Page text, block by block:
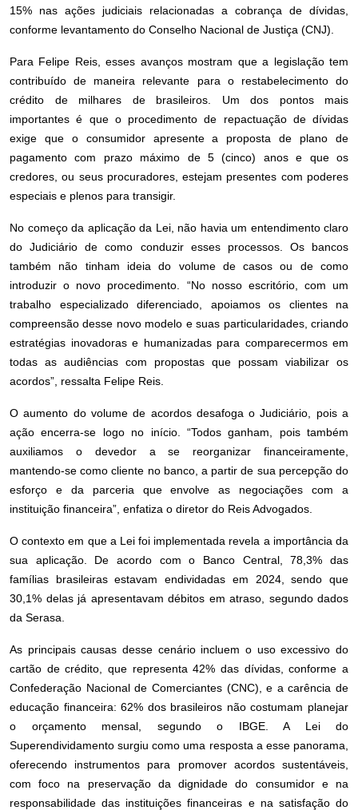
15% nas ações judiciais relacionadas a cobrança de dívidas,
conforme levantamento do Conselho Nacional de Justiça (CNJ).
Para Felipe Reis, esses avanços mostram que a legislação tem
contribuído de maneira relevante para o restabelecimento do
crédito de milhares de brasileiros. Um dos pontos mais
importantes é que o procedimento de repactuação de dívidas
exige que o consumidor apresente a proposta de plano de
pagamento com prazo máximo de 5 (cinco) anos e que os
credores, ou seus procuradores, estejam presentes com poderes
especiais e plenos para transigir.
No começo da aplicação da Lei, não havia um entendimento claro
do Judiciário de como conduzir esses processos. Os bancos
também não tinham ideia do volume de casos ou de como
introduzir o novo procedimento. “No nosso escritório, com um
trabalho especializado diferenciado, apoiamos os clientes na
compreensão desse novo modelo e suas particularidades, criando
estratégias inovadoras e humanizadas para comparecermos em
todas as audiências com propostas que possam viabilizar os
acordos”, ressalta Felipe Reis.
O aumento do volume de acordos desafoga o Judiciário, pois a
ação encerra-se logo no início. “Todos ganham, pois também
auxiliamos o devedor a se reorganizar financeiramente,
mantendo-se como cliente no banco, a partir de sua percepção do
esforço e da parceria que envolve as negociações com a
instituição financeira”, enfatiza o diretor do Reis Advogados.
O contexto em que a Lei foi implementada revela a importância da
sua aplicação. De acordo com o Banco Central, 78,3% das
famílias brasileiras estavam endividadas em 2024, sendo que
30,1% delas já apresentavam débitos em atraso, segundo dados
da Serasa.
As principais causas desse cenário incluem o uso excessivo do
cartão de crédito, que representa 42% das dívidas, conforme a
Confederação Nacional de Comerciantes (CNC), e a carência de
educação financeira: 62% dos brasileiros não costumam planejar
o orçamento mensal, segundo o IBGE. A Lei do
Superendividamento surgiu como uma resposta a esse panorama,
oferecendo instrumentos para promover acordos sustentáveis,
com foco na preservação da dignidade do consumidor e na
responsabilidade das instituições financeiras e na satisfação do